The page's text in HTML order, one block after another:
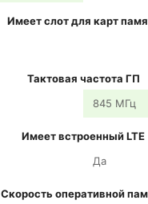
Имеет слот для карт
Тактовая частота ГП
845 МГц
Имеет встроенный LTE
Да
Скорость оперативной